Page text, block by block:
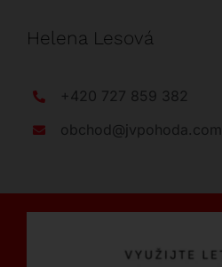
Helena Lesová
+420 727 859 382
obchod@jvpohoda.com